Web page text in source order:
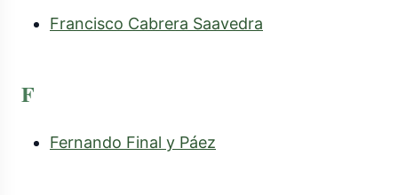
Francisco Cabrera Saavedra
F
Fernando Final y Páez